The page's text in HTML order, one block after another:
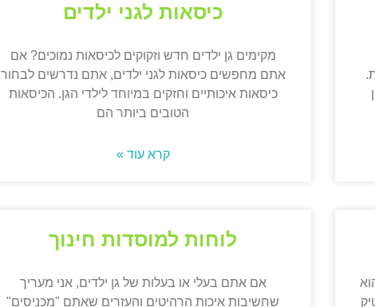
כיסאות לגני ילדים
מקימים גן ילדים חדש וזקוקים לכיסאות נמוכים? אם
אתם מחפשים כיסאות לגני ילדים, אתם נדרשים לבחור
כיסאות איכותיים וחזקים במיוחד לילדי הגן. הכיסאות
הטובים ביותר הם
קרא עוד »
לוחות למוסדות חינוך
אם אתם בעלי או בעלות של גן ילדים, אני מעריך
שחשיבות איכות הרהיטים והעזרים שאתם "מכניסים"